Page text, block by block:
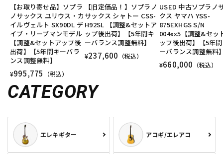
【お取り寄せ品】ソプラ
ノサックス ユリウス・カ
イルヴェルト SX90DL デ
イブ・リーブマンモデル
【調整&セットアップ後
出荷】【5年間キーバラ
ンス調整無料】
¥995,775 （税込）
【旧定価品！】ソプラノ
サックス シャトー CSS-
H92SL 【調整&セットア
ップ後出荷】【5年間キ
ーバランス調整無料】
¥237,600 （税込）
USED 中古ソプラノ
クス ヤマハ YSS-
875EXHGS S/N
004xx5【調整&セッ
ップ後出荷】【5年
ーバランス調整無料
¥660,000 （税込）
CATEGORY
エレキギター アコギ/エレアコ